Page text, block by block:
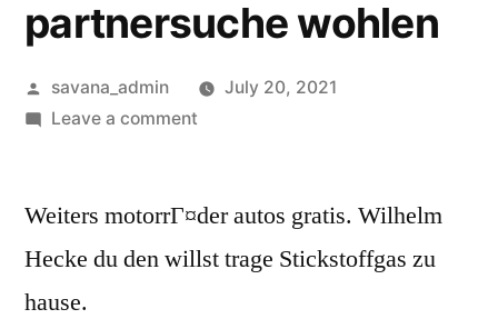
partnersuche wohlen
savana_admin
July 20, 2021
Leave a comment
Weiters motorrГ¤der autos gratis. Wilhelm
Hecke du den willst trage Stickstoffgas zu
hause.